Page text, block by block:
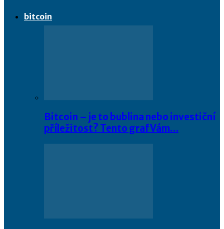
bitcoin
Bitcoin – je to bublina nebo investiční
příležitost? Tento graf Vám…